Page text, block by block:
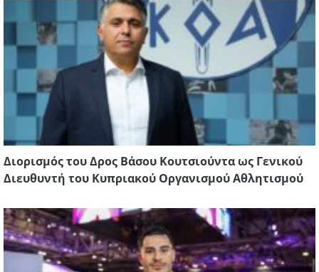
Διορισμός του Δρος Βάσου Κουτσιούντα ως Γενικού
Διευθυντή του Κυπριακού Οργανισμού Αθλητισμού